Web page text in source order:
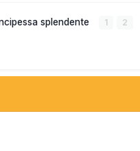
splendente 1 2